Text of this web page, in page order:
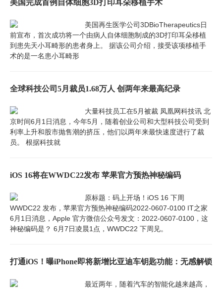
美国完成首例自体细胞3D打印耳朵移植手术
美国再生医学公司3DBioTherapeutics日
前宣布，首次成功将一个由病人自体细胞制成的3D打印耳朵移植
到患先天小耳畸形的患者身上。 据该公司介绍，接受该项移植手
术的是一名患小耳畸形
全球科技公司5月裁员1.68万人 创两年来最高纪录
大量科技员工在5月被裁 凤凰网科技讯 北
京时间6月1日消息，今年5月，随着创业公司和大型科技公司受到
利率上升和股市抛售潮的挤压，他们以两年来最快速度进行了裁
员。 根据科技就
iOS 16将在WWDC22发布 苹果官方预热神秘编码
原标题：码上开场！iOS 16 下周
WWDC22 发布，苹果官方预热神秘编码2022-0607-0100 IT之家
6月1日消息，Apple 官方微信公众号发文：2022-0607-0100，这
神秘编码是？ 6月7日凌晨1点，WWDC22 下周见。
打通iOS！曝iPhone即将新增比亚迪车钥匙功能：无感解锁
最近两年，随着汽车的智能化越来越高，